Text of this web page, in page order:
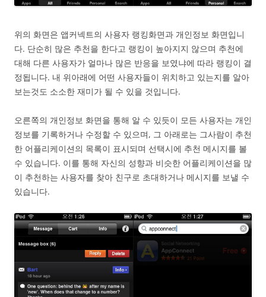
위의 화면은 앱커넥트의 사용자 랭킹화면과 개인정보 화면입니
다. 단순히 많은 추천을 한다고 랭킹이 높아지지 않으며 추천에
대해 다른 사용자가 얼마나 많은 반응을 보였냐에 따라 랭킹이 결
정됩니다. 내 위아래에 어떤 사용자들이 위치하고 있는지를 알아
보는것도 소소한 재미가 될 수 있을 것입니다.
오른쪽의 개인정보 화면을 통해 알 수 있듯이 모든 사용자는 개인
정보를 기록하거나 수정할 수 있으며, 그 아래로는 그사람이 추천
한 어플리케이션의 목록이 표시되며 선택시에 추천 메시지를 볼
수 있습니다. 이를 통해 자신의 성향과 비슷한 어플리케이션을 많
이 추천하는 사용자를 찾아 친구로 초대하거나 메시지를 보낼 수
있습니다.